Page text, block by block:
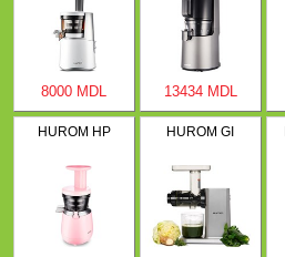
8000 MDL 13434 MDL
HUROM HP HUROM GI